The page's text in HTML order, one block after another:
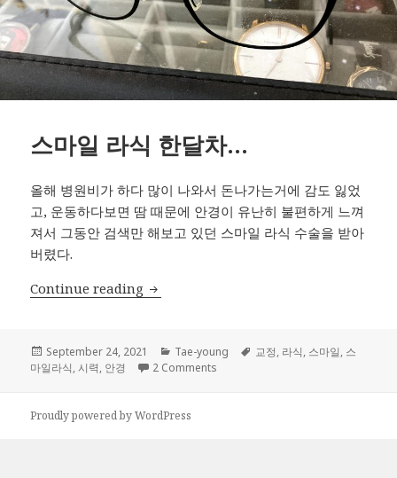
스마일 라식 한달차…
올해 병원비가 하다 많이 나와서 돈나가는거에 감도 잃었
고, 운동하다보면 땀 때문에 안경이 유난히 불편하게 느껴
져서 그동안 검색만 해보고 있던 스마일 라식 수술을 받아
버렸다.
Continue reading 스마일 라식 한달차…
Posted
on
September 24, 2021 Categories
Tae-young Tags
교정, 라식, 스마일, 스
마일라식, 시력, 안경 2 Comments
Proudly powered by WordPress